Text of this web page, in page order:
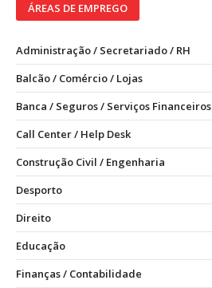
ÁREAS DE EMPREGO
Administração / Secretariado / RH
Balcão / Comércio / Lojas
Banca / Seguros / Serviços Financeiros
Call Center / Help Desk
Construção Civil / Engenharia
Desporto
Direito
Educação
Finanças / Contabilidade